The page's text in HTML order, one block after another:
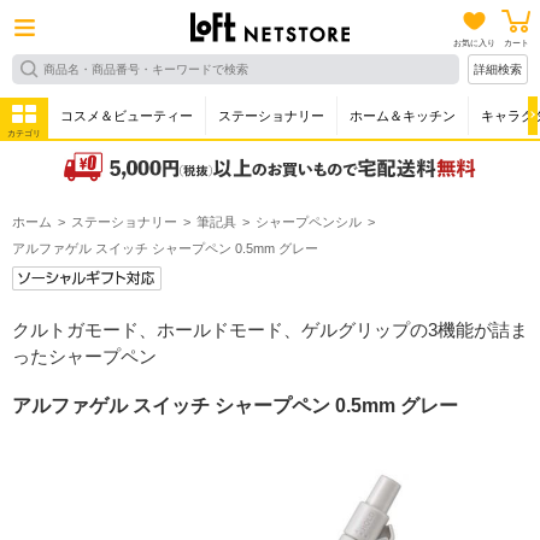
お気に入り カート
詳細検索
カテゴリ
コスメ＆ビューティー ステーショナリー ホーム＆キッチン キャラク
ホーム ステーショナリー 筆記具
シャープペンシル
アルファゲル スイッチ シャープペン 0.5mm グレー
クルトガモード、ホールドモード、ゲルグリップの3機能が詰ま
ったシャープペン
アルファゲル スイッチ シャープペン 0.5mm グレー